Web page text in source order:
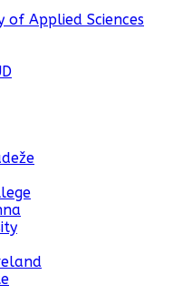
of Applied Sciences